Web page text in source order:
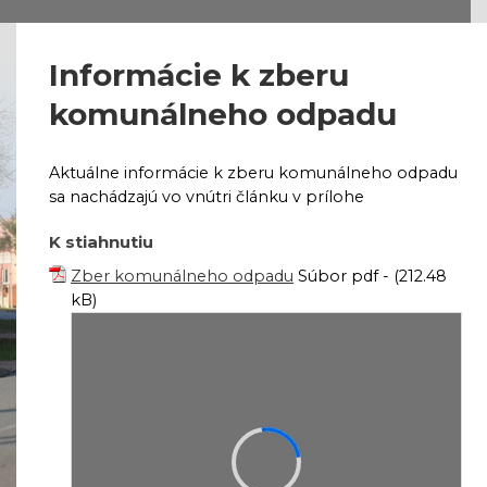
Informácie k zberu
komunálneho odpadu
Aktuálne informácie k zberu komunálneho odpadu
sa nachádzajú vo vnútri článku v prílohe
K stiahnutiu
Zber komunálneho odpadu Súbor pdf - (212.48
kB)